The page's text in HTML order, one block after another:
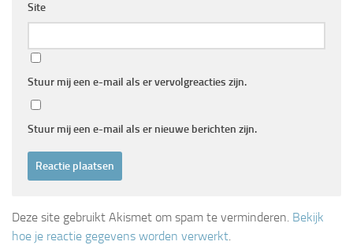
Site
Stuur mij een e-mail als er vervolgreacties zijn.
Stuur mij een e-mail als er nieuwe berichten zijn.
Deze site gebruikt Akismet om spam te verminderen. Bekijk
hoe je reactie gegevens worden verwerkt.